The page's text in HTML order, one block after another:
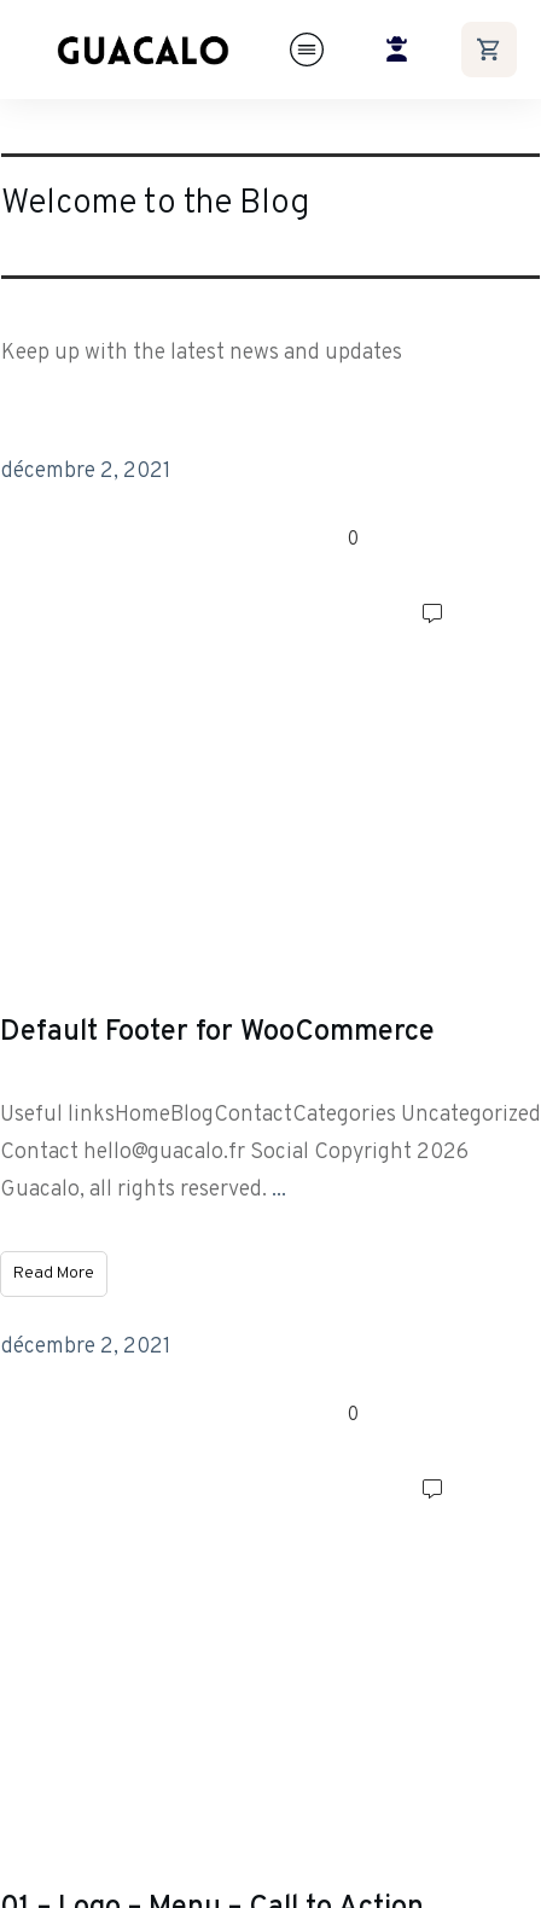
Welcome to the Blog
Keep up with the latest news and updates
décembre 2, 2021
0
Default Footer for WooCommerce
Useful linksHomeBlogContactCategories Uncategorized
Contact hello@guacalo.fr Social Copyright 2026
Guacalo, all rights reserved. ...
Read More
décembre 2, 2021
0